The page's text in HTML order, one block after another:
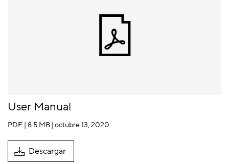
User Manual
PDF | 8.5 MB| octubre 13, 2020
Descargar